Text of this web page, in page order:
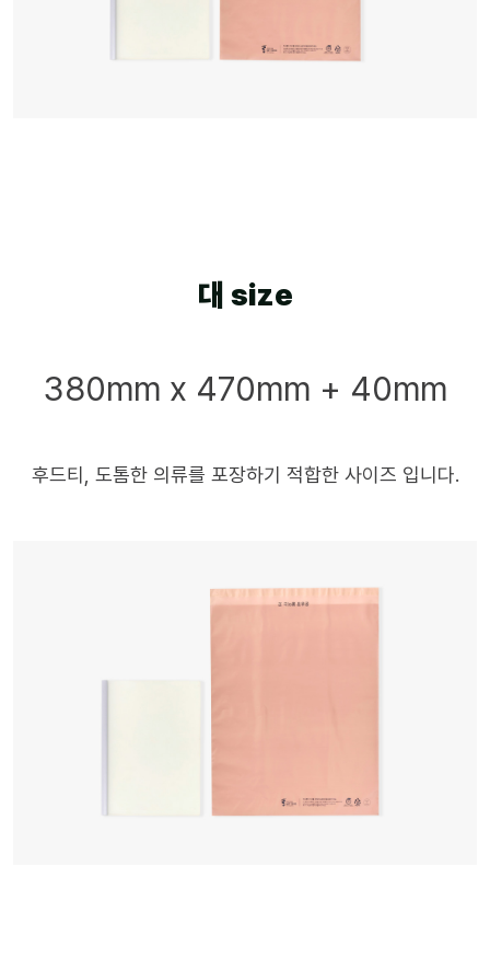
대 size
380mm x 470mm + 40mm
후드티, 도톰한 의류를 포장하기 적합한 사이즈 입니다.